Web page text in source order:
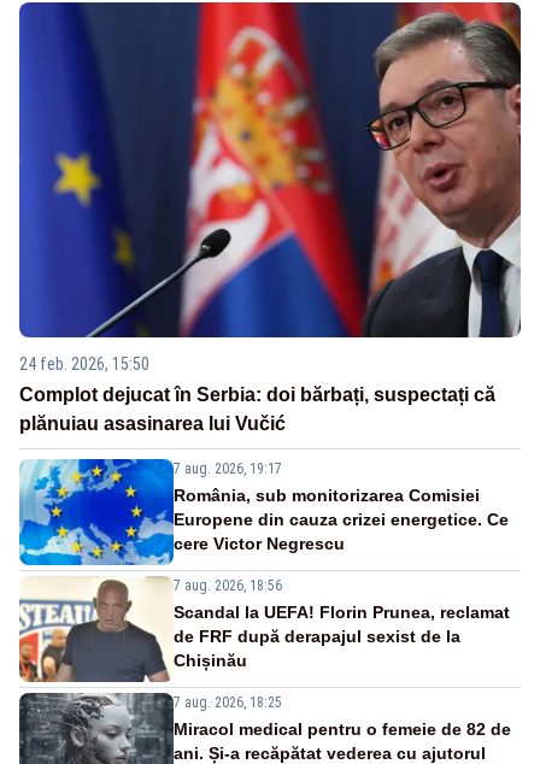
24 feb. 2026, 15:50
Complot dejucat în Serbia: doi bărbați, suspectați că
plănuiau asasinarea lui Vučić
7 aug. 2026, 19:17
România, sub monitorizarea Comisiei
Europene din cauza crizei energetice. Ce
cere Victor Negrescu
7 aug. 2026, 18:56
Scandal la UEFA! Florin Prunea, reclamat
de FRF după derapajul sexist de la
Chișinău
7 aug. 2026, 18:25
Miracol medical pentru o femeie de 82 de
ani. Și-a recăpătat vederea cu ajutorul